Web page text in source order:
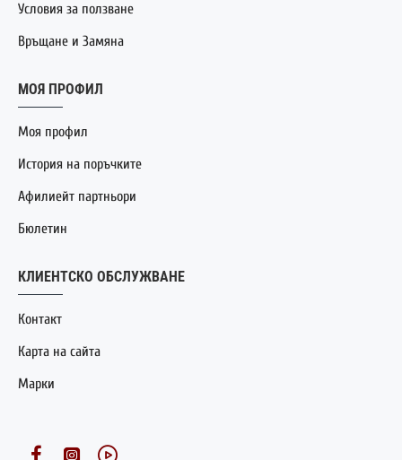
Условия за ползване
Връщане и Замяна
МОЯ ПРОФИЛ
Моя профил
История на поръчките
Афилиейт партньори
Бюлетин
КЛИЕНТСКО ОБСЛУЖВАНЕ
Контакт
Карта на сайта
Марки